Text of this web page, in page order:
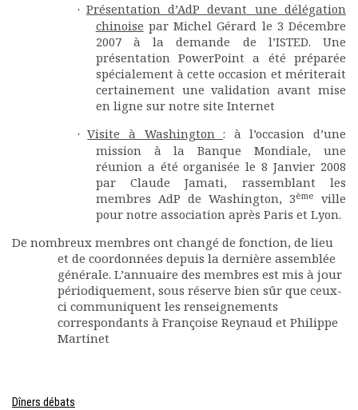
· Présentation d’AdP devant une délégation
chinoise par Michel Gérard le 3 Décembre
2007 à la demande de l’ISTED. Une
présentation PowerPoint a été préparée
spécialement à cette occasion et mériterait
certainement une validation avant mise
en ligne sur notre site Internet
· Visite à Washington: à l’occasion d’une
mission à la Banque Mondiale, une
réunion a été organisée le 8 Janvier 2008
par Claude Jamati, rassemblant les
membres AdP de Washington, 3ème
ville
pour notre association après Paris et Lyon.
De nombreux membres ont changé de fonction, de lieu
et de coordonnées depuis la dernière assemblée
générale. L’annuaire des membres est mis à jour
périodiquement, sous réserve bien sûr que ceux-
ci communiquent les renseignements
correspondants à Françoise Reynaud et Philippe
Martinet
Dîners débats